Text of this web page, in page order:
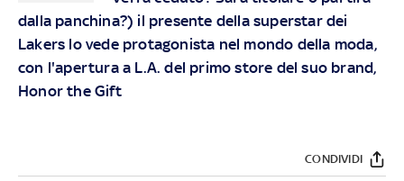
dalla panchina?) il presente della superstar dei
Lakers lo vede protagonista nel mondo della moda,
con l'apertura a L.A. del primo store del suo brand,
Honor the Gift
CONDIVIDI